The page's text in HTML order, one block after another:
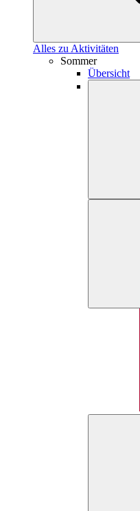
Alles zu Aktivitäten
Sommer
Übersicht